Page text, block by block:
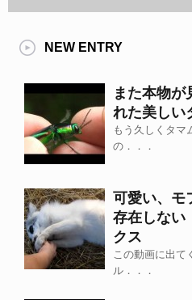
NEW ENTRY
また本物が
れた美しい
もう久しくタマ
の．．．
可愛い、モ
存在しない
クス
この動画に出て
ル．．．